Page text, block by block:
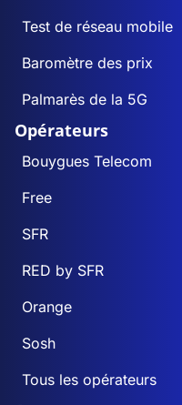
Test de réseau mobile
Baromètre des prix
Palmarès de la 5G
Opérateurs
Bouygues Telecom
Free
SFR
RED by SFR
Orange
Sosh
Tous les opérateurs